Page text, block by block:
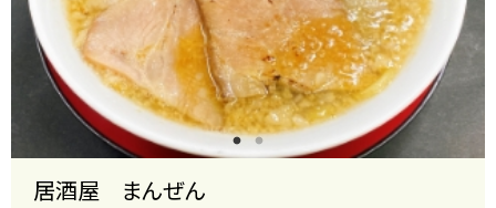
居酒屋 まんぜん